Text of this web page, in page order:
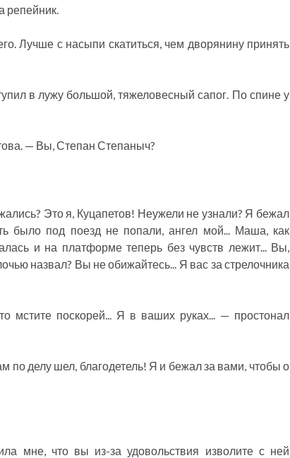
репейник.
Лучше с насыпи скатиться, чем дворянину принять
в лужу большой, тяжеловесный сапог. По спине у
— Вы, Степан Степаныч?
Это я, Куцапетов! Неужели не узнали? Я бежал
было под поезд не попали, ангел мой... Маша, как
и на платформе теперь без чувств лежит... Вы,
назвал? Вы не обижайтесь... Я вас за стрелочника
мстите поскорей... Я в ваших руках... — простонал
по делу шел, благодетель! Я и бежал за вами, чтобы о
мне, что вы из-за удовольствия изволите с ней